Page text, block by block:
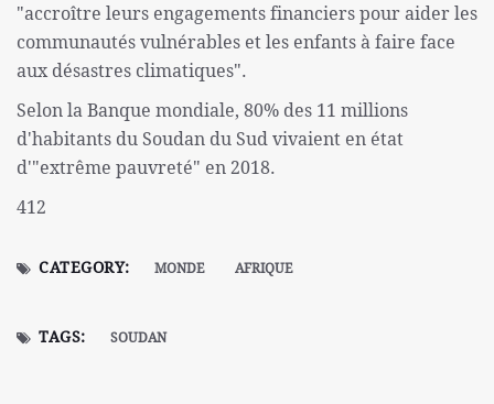
"accroître leurs engagements financiers pour aider les
communautés vulnérables et les enfants à faire face
aux désastres climatiques".
Selon la Banque mondiale, 80% des 11 millions
d'habitants du Soudan du Sud vivaient en état
d'"extrême pauvreté" en 2018.
412
CATEGORY: MONDE AFRIQUE
TAGS: SOUDAN